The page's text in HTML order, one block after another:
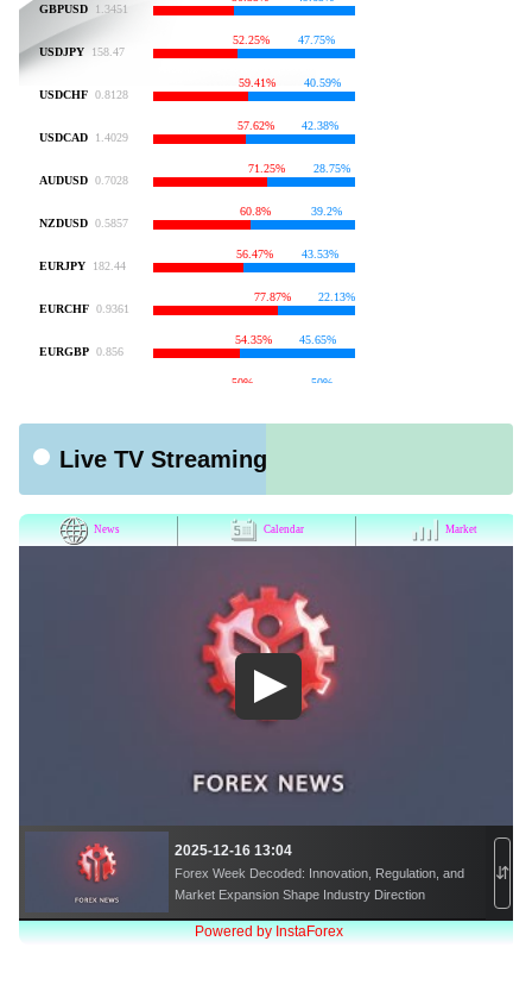
Live TV Streaming